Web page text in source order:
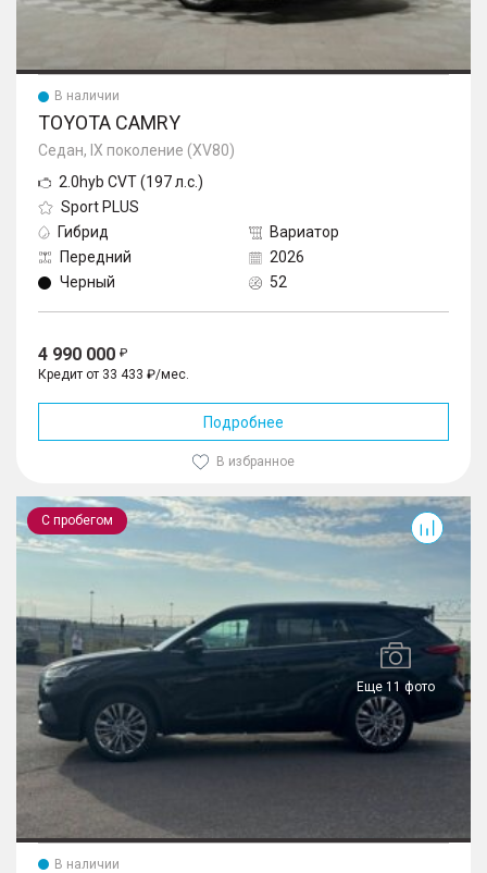
В наличии
TOYOTA CAMRY
Седан, IX поколение (XV80)
2.0hyb CVT (197 л.с.)
Sport PLUS
Гибрид
Вариатор
Передний
2026
Черный
52
4 990 000
Кредит от 33 433 ₽/мес.
Подробнее
В избранное
С пробегом
Еще 11 фото
Highlander
В наличии